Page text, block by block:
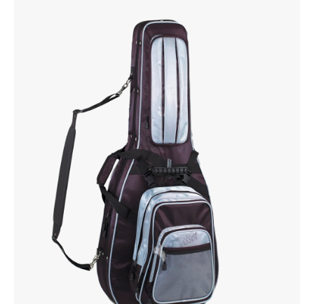
+7 (925) 879-85-35
Санкт-Петербург
+7 (999) 213-51-93